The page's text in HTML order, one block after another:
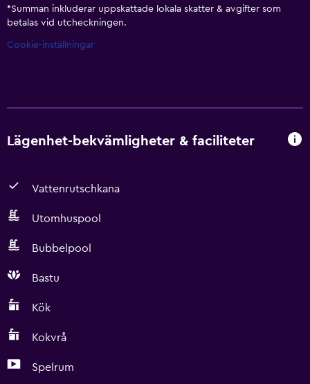
*Summan inkluderar uppskattade lokala skatter & avgifter som
betalas vid utcheckningen.
Cookie-inställningar
Lägenhet-bekvämligheter & faciliteter
Vattenrutschkana
Utomhuspool
Bubbelpool
Bastu
Kök
Kokvrå
Spelrum